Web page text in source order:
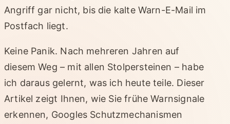
Angriff gar nicht, bis die kalte Warn-E-Mail im
Postfach liegt.
Keine Panik. Nach mehreren Jahren auf
diesem Weg – mit allen Stolpersteinen – habe
ich daraus gelernt, was ich heute teile. Dieser
Artikel zeigt Ihnen, wie Sie frühe Warnsignale
erkennen, Googles Schutzmechanismen